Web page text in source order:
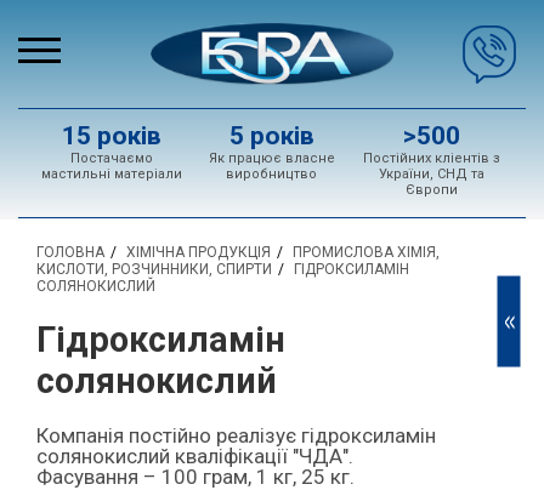
15 років
Постачаємо
мастильні матеріали
5 років
Як працює власне
виробництво
>500
Постійних кліентів з
України, СНД та
Європи
ГОЛОВНА ХІМІЧНА ПРОДУКЦІЯ
ПРОМИСЛОВА ХІМІЯ,
КИСЛОТИ, РОЗЧИННИКИ, СПИРТИ
ГІДРОКСИЛАМІН
СОЛЯНОКИСЛИЙ
Гідроксиламін
солянокислий
Компанія постійно реалізує гідроксиламін
солянокислий кваліфікації "ЧДА".
Фасування – 100 грам, 1 кг, 25 кг.
<<